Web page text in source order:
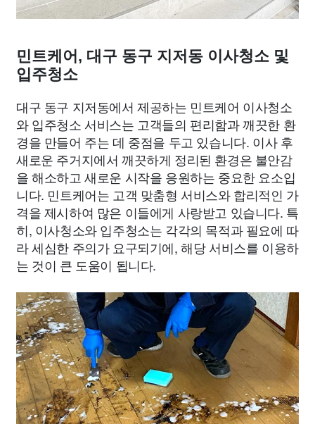
민트케어, 대구 동구 지저동 이사청소 및
입주청소
대구 동구 지저동에서 제공하는 민트케어 이사청소
와 입주청소 서비스는 고객들의 편리함과 깨끗한 환
경을 만들어 주는 데 중점을 두고 있습니다. 이사 후
새로운 주거지에서 깨끗하게 정리된 환경은 불안감
을 해소하고 새로운 시작을 응원하는 중요한 요소입
니다. 민트케어는 고객 맞춤형 서비스와 합리적인 가
격을 제시하여 많은 이들에게 사랑받고 있습니다. 특
히, 이사청소와 입주청소는 각각의 목적과 필요에 따
라 세심한 주의가 요구되기에, 해당 서비스를 이용하
는 것이 큰 도움이 됩니다.